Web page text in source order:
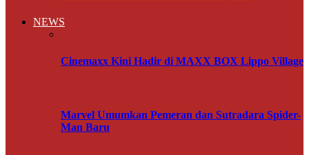
NEWS
Cinemaxx Kini Hadir di MAXX BOX Lippo Village
Marvel Umumkan Pemeran dan Sutradara Spider-
Man Baru